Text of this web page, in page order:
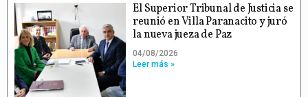
El Superior Tribunal de Justicia se
reunió en Villa Paranacito y juró
la nueva jueza de Paz
04/08/2026
Leer más »